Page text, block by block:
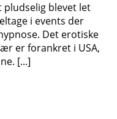
blevet let
i events der
Det erotiske
er forankret i USA,
[...]